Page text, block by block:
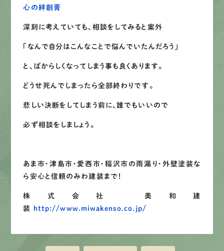
心の絆創膏
深刻に考えていても、相談をしてみると案外
「なんで自分はこんなことで悩んでいたんだろう」
と、ばからしくなってしまう事も良くあります。
どうせ死んでしまったら全部終わりです。
悲しい決断をしてしまう前に、誰でもいいので
必ず相談をしましょう。
あま市・津島市・愛西市・稲沢市の雨漏り・外壁塗装な
ら安心と信頼のみわ建装まで！
株式会社 美和建
装
http://www.miwakenso.co.jp/